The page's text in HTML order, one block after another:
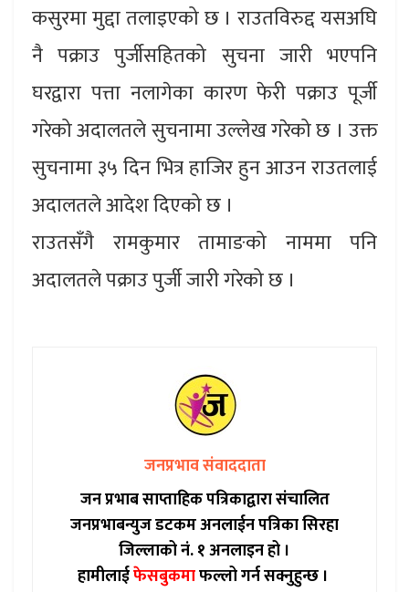
कसुरमा मुद्दा तलाइएको छ । राउतविरुद्द यसअघि
नै पक्राउ पुर्जीसहितको सुचना जारी भएपनि
घरद्वारा पत्ता नलागेका कारण फेरी पक्राउ पूर्जी
गरेको अदालतले सुचनामा उल्लेख गरेको छ । उक्त
सुचनामा ३५ दिन भित्र हाजिर हुन आउन राउतलाई
अदालतले आदेश दिएको छ ।
राउतसँगै रामकुमार तामाङको नाममा पनि
अदालतले पक्राउ पुर्जी जारी गरेको छ ।
जनप्रभाव संवाददाता
जन प्रभाब साप्ताहिक पत्रिकाद्वारा संचालित
जनप्रभाबन्युज डटकम अनलाईन पत्रिका सिरहा
जिल्लाको नं. १ अनलाइन हो ।
हामीलाईफेसबुकमाफल्लो गर्न सक्नुहुन्छ ।